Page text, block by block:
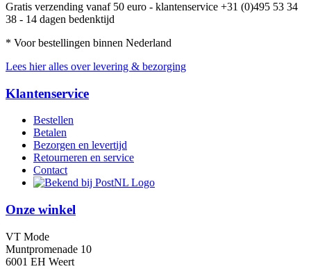
Gratis verzending vanaf 50 euro - klantenservice +31 (0)495 53 34
38 - 14 dagen bedenktijd
* Voor bestellingen binnen Nederland
Lees hier alles over levering & bezorging
Klantenservice
Bestellen
Betalen
Bezorgen en levertijd
Retourneren en service
Contact
Onze winkel
VT Mode
Muntpromenade 10
6001 EH Weert